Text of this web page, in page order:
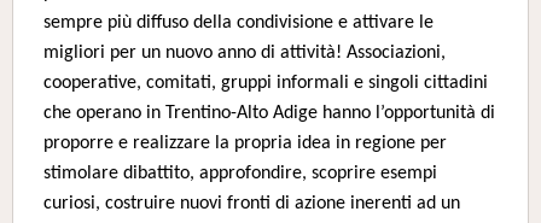
sempre più diffuso della condivisione e attivare le
migliori per un nuovo anno di attività! Associazioni,
cooperative, comitati, gruppi informali e singoli cittadini
che operano in Trentino-Alto Adige hanno l’opportunità di
proporre e realizzare la propria idea in regione per
stimolare dibattito, approfondire, scoprire esempi
curiosi, costruire nuovi fronti di azione inerenti ad un